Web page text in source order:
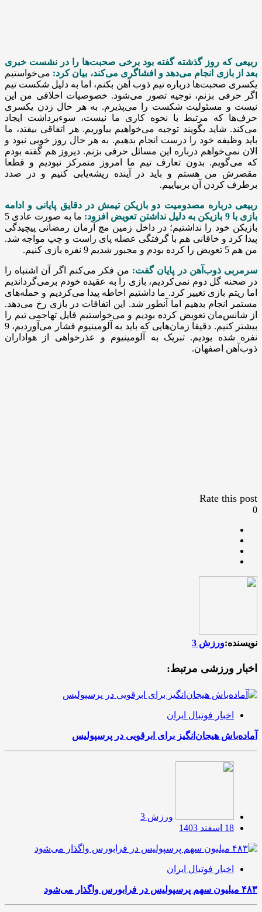
ربیعی که روز گذشته گفته بود برخی صحبت‌ها را در نشست خبری
بعد از بازی انجام ‌می‌دهد و افشاگری ‌می‌کند، بیان کرد: می‌خواستیم
یکسری صحبت‌ها درباره تیم ذوب آهن بکنم، اما به دلیل شکست تیم
اگر حرفی بزنم، توجیه تصور می‌شود. خصوصیات اخلاقی من این
نیست و مسئولیت شکست را ‌می‌پذیرم. به هر حال زدن یکسری
حرف‌ها که مرتبط با نحوه کاری ما نیست، سوءبرداشت ایجاد
‌می‌کند. شاید بگویند توجیه ‌می‌خواهیم بیاوریم. هر اتفاقی بیفتد، ما
باید وظیفه خود را درست انجام بدهیم. به هر حال روز خوبی نبود و
الان نمی‌خواهم درباره این مسائل حرفی بزنم. دیروز هم گفته بودم
که ‌می‌گویم. بدون تعارف تیم ما امروز متمرکز نبودیم و قطعا
مقصرش من هستم و باید در آینده ریشه‌یابی کنیم و در صدد
برطرف کردن آن بربیاییم.
ربیعی درباره مصدومیت دو بازیکن تیمش در دقایق پایانی و ادامه
بازی با 9 بازیکن به دلیل نداشتن تعویض افزود:
ما به صورت عادی 5
بازیکن خود را نداشتیم؛ در داخل زمین مچ آرمان رمضانی پیچیدگی
پیدا کرد و خاقانی هم با گرفتگی عضله پای راست و چپ مواجه شد.
من هم 5 تعویض را کرده بودم و مجبور شدیم 9 نفره بازی کنیم.
سرمربی ذوب‌آهن در پایان گفت: من فکر ‌می‌کنم اگر آن اشتباه را
در صحنه گل دوم نمی‌کردیم، بازی را به عقیده خودم بر‌می‌گرداندیم
اما ریتم بازی تغییر کرد. ما داشتیم احاطه پیدا ‌می‌کردیم و حمله‌های
مستمر انجام بدهیم اما آنطور شد. این اتفاقات در بازی رخ ‌می‌دهد.
از شانس‌مان تعویض کرده بودیم و ‌می‌خواستیم فایل تهاجمی‌ تیم را
بیشتر کنیم. دقیقا زمان‌هایی که باید به آلومینیوم فشار ‌می‌آوردیم، 9
نفره شده بودیم. تبریک به آلومینیوم و عذرخواهی از هواداران
ذوب‌آهن اصفهان.
Rate this post
0
نویسنده:ورزش 3
اخبار ورزشی مرتبط:
اخبار فوتبال ایران
آماده‌باش هیجان‌انگیز برای ابرقویی در پرسپولیس
ورزش 3
18 اسفند 1403
اخبار فوتبال ایران
۴۸۳ میلیون سهم پرسپولیس در فرابورس واگذار می‌شود